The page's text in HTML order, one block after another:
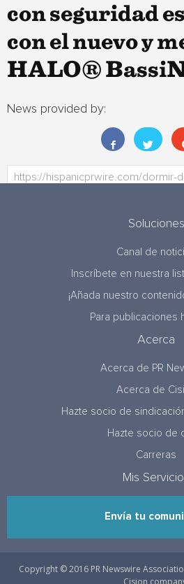
con seguridad
con el nuevo y
HALO®
News provided by:
Soluciones
Canal de
Inscríbete en nuestra
¡Añada nuestro
Para publicaciones
Acerca
Acerca de PR
Acerca de
Hazte socio de
Hazte socio de
Carreras
Mis
Envía tu
Copyright © 2016 PR Newswire
Cision